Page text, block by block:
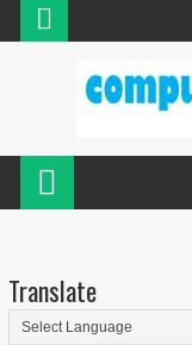
Translate